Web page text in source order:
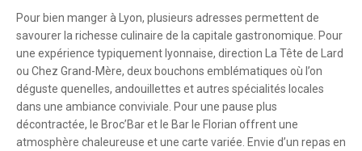
Pour bien manger à Lyon, plusieurs adresses permettent de
savourer la richesse culinaire de la capitale gastronomique. Pour
une expérience typiquement lyonnaise, direction La Tête de Lard
ou Chez Grand-Mère, deux bouchons emblématiques où l’on
déguste quenelles, andouillettes et autres spécialités locales
dans une ambiance conviviale. Pour une pause plus
décontractée, le Broc’Bar et le Bar le Florian offrent une
atmosphère chaleureuse et une carte variée. Envie d’un repas en